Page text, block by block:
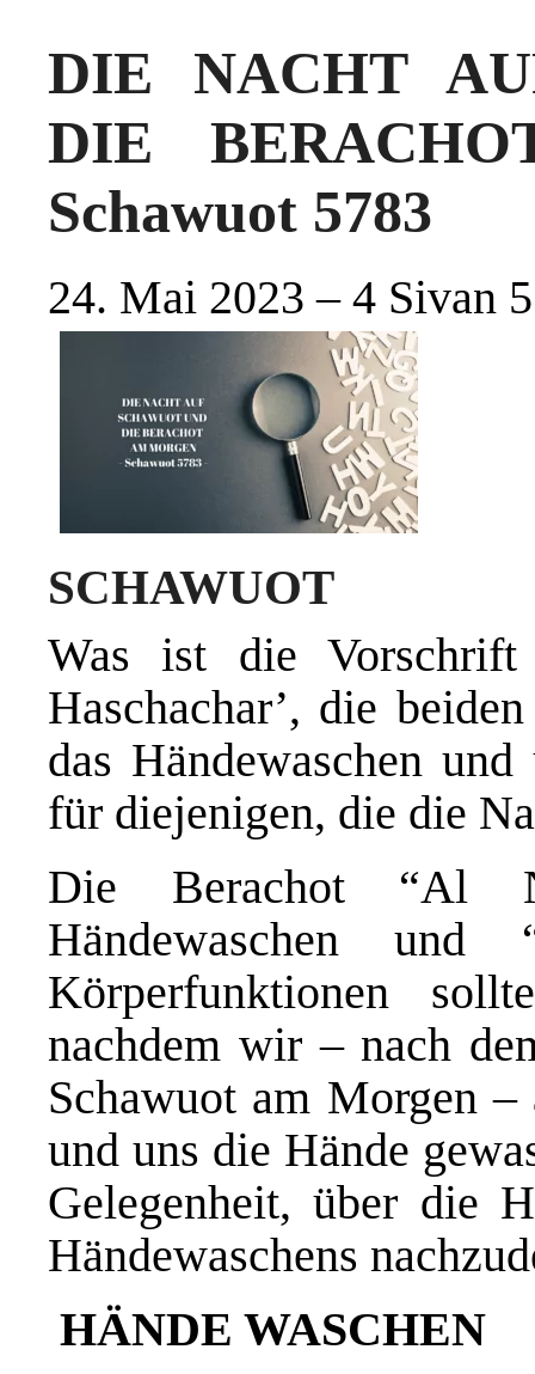
DIE NACHT
DIE
Schawuot 5783
24. Mai 2023 – 4 Sivan
SCHAWUOT
Was ist die
Haschachar’, die
das Händewaschen
für diejenigen, die die
Die Berachot “Al
Händewaschen
Körperfunktionen
nachdem wir – nach
Schawuot am Morgen
und uns die Hände
Gelegenheit, über die
Händewaschens
HÄNDE WASCHEN